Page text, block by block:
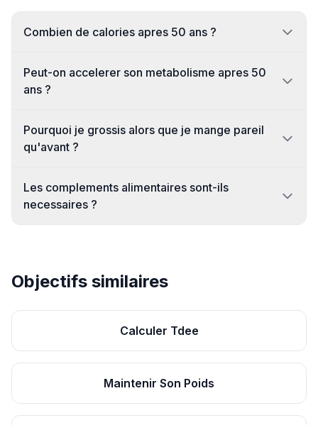
Combien de calories apres 50 ans ?
Peut-on accelerer son metabolisme apres 50
ans ?
Pourquoi je grossis alors que je mange pareil
qu'avant ?
Les complements alimentaires sont-ils
necessaires ?
Objectifs similaires
Calculer Tdee
Maintenir Son Poids